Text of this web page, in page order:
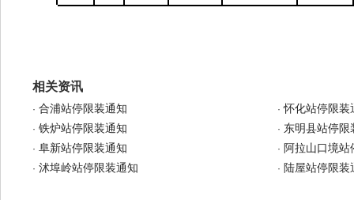
相关资讯
· 合浦站停限装通知 · 怀化站停限装
· 铁炉站停限装通知 · 东明县站停限
· 阜新站停限装通知 · 阿拉山口境站
· 沭埠岭站停限装通知 · 陆屋站停限装